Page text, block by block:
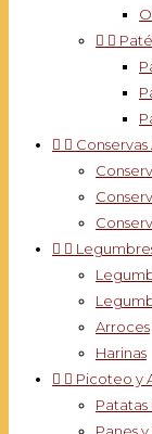
 
  Conservas
 
Arroces
Harinas
  Picoteo y
Patatas